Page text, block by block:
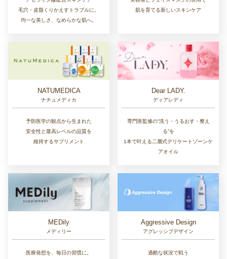
毛穴・皮脂くりかえすトラブルに。
均一な美しさ、なめらかな肌へ。
肌を育てる新しいスキンケア
NATUMEDICA
ナチュメディカ
予防医学の観点から生まれた
安全性と最高レベルの品質を
維持するサプリメント
Dear LADY.
ディアレディ
専門医監修の“洗う・うるおす・整え
る”を
1本で叶える二層式デリケートゾーンケ
アオイル
MEDily
メディリー
医療発想を、毎日の習慣に。
Aggressive Design
アグレッシブデザイン
過酷な状況で戦う